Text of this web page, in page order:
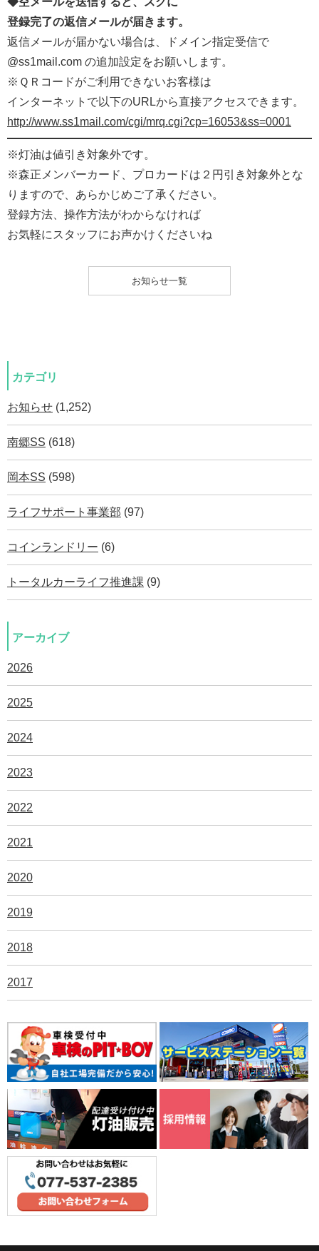
登録完了の返信メールが届きます。
返信メールが届かない場合は、ドメイン指定受信で
@ss1mail.com の追加設定をお願いします。
※ＱＲコードがご利用できないお客様は
インターネットで以下のURLから直接アクセスできます。
http://www.ss1mail.com/cgi/mrq.cgi?cp=16053&ss=0001
※灯油は値引き対象外です。
※森正メンバーカード、プロカードは２円引き対象外とな
りますので、あらかじめご了承ください。
登録方法、操作方法がわからなければ
お気軽にスタッフにお声かけくださいね
お知らせ一覧
カテゴリ
お知らせ (1,252)
南郷SS (618)
岡本SS (598)
ライフサポート事業部 (97)
コインランドリー (6)
トータルカーライフ推進課 (9)
アーカイブ
2026
2025
2024
2023
2022
2021
2020
2019
2018
2017